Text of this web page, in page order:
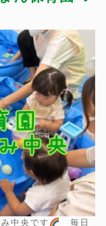
中央です
毎日